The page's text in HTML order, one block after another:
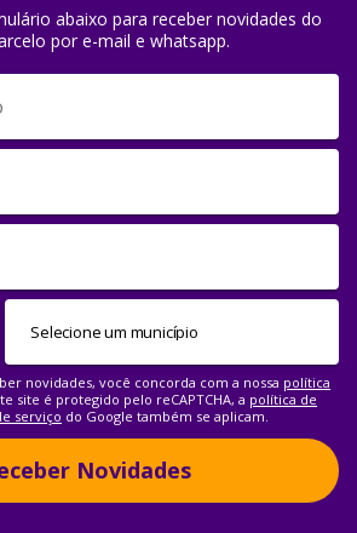
abaixo para receber novidades do
por e-mail e whatsapp.
novidades, você concorda com a nossa política
site é protegido pelo reCAPTCHA, a política de
serviço do Google também se aplicam.
Novidades